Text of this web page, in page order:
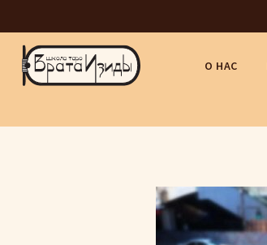
О НАС